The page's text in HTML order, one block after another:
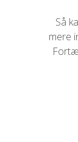
Så
mere